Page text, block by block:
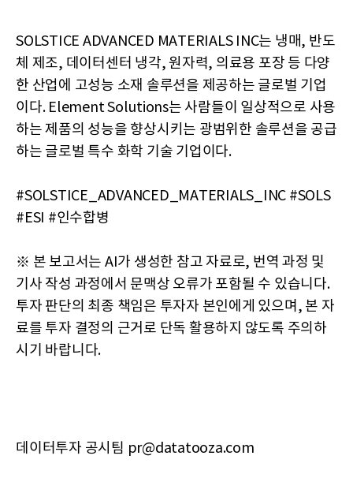
SOLSTICE ADVANCED MATERIALS INC는 냉매, 반도
체 제조, 데이터센터 냉각, 원자력, 의료용 포장 등 다양
한 산업에 고성능 소재 솔루션을 제공하는 글로벌 기업
이다. Element Solutions는 사람들이 일상적으로 사용
하는 제품의 성능을 향상시키는 광범위한 솔루션을 공급
하는 글로벌 특수 화학 기술 기업이다.
#SOLSTICE_ADVANCED_MATERIALS_INC #SOLS
#ESI #인수합병
※ 본 보고서는 AI가 생성한 참고 자료로, 번역 과정 및
기사 작성 과정에서 문맥상 오류가 포함될 수 있습니다.
투자 판단의 최종 책임은 투자자 본인에게 있으며, 본 자
료를 투자 결정의 근거로 단독 활용하지 않도록 주의하
시기 바랍니다.
데이터투자 공시팀 pr@datatooza.com